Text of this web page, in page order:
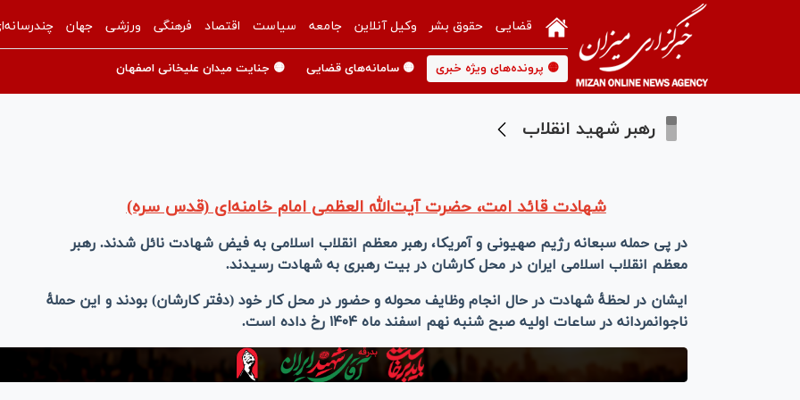
قضایی حقوق بشر وکیل آنلاین جامعه سیاست اقتصاد فرهنگی ورزشی جهان
🟡 پرونده‌های ویژه خبری 🟡 سامانه‌های قضایی 🟡 جنایت میدان علیخانی اصفهان
رهبر شهید انقلاب
شهادت قائد امت، حضرت آیت‌الله العظمی امام خامنه‌ای (قدس سره)
در پی حمله سبعانه رژیم صهیونی و آمریکا، رهبر معظم انقلاب اسلامی به فیض شهادت نائل شدند. رهبر
معظم انقلاب اسلامی ایران در محل کارشان در بیت رهبری به شهادت رسیدند.
ایشان در لحظهٔ شهادت در حال انجام وظایف محوله و حضور در محل کار خود (دفتر کارشان) بودند و این حملهٔ
ناجوانمردانه در ساعات اولیه صبح شنبه نهم اسفند ماه ۱۴۰۴ رخ داده است.